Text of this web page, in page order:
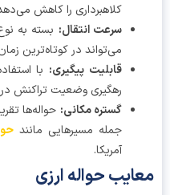
کلاهبرداری را کاهش می‌دهد.
سرعت انتقال:بسته به نوع
می‌تواند در کوتاه‌ترین زمان
قابلیت پیگیری:با استفاده از
رهگیری وضعیت تراکنش در
گستره مکانی:حواله‌ها تقریباً به
جمله مسیرهایی مانندحواله
حواله ارزی